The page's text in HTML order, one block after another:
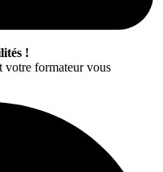
!
votre formateur vous